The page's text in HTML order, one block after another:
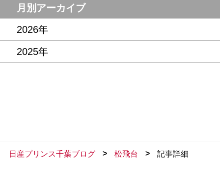
月別アーカイブ
2026年
2025年
日産プリンス千葉ブログ > 松飛台 > 記事詳細